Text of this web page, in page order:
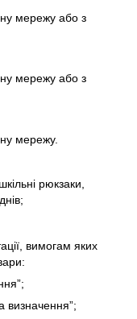
мережу або з
мережу або з
мережу.
рюкзаки,
вимогам яких
визначення”;